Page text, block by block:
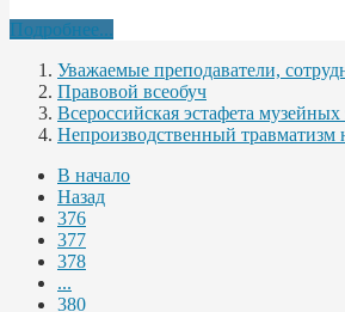
Подробнее...
Уважаемые преподаватели,
Правовой всеобуч
Всероссийская эстафета
Непроизводственный травматизм
В начало
Назад
376
377
378
...
380